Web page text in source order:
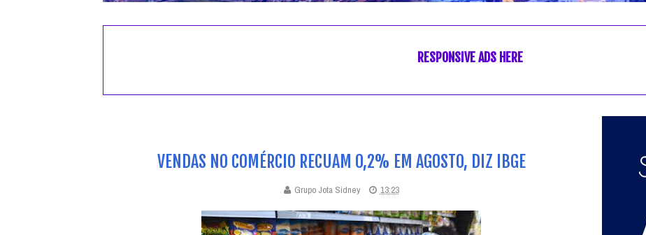
RESPONSIVE ADS HERE
VENDAS NO COMÉRCIO RECUAM 0,2% EM AGOSTO, DIZ IBGE
Grupo Jota Sidney 13:23